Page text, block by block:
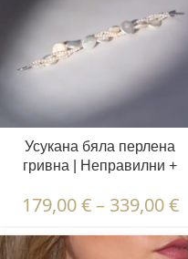
Усукана бяла перлена
гривна | Неправилни +
179,00€ – 339,00€